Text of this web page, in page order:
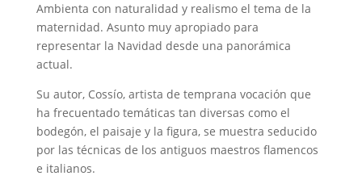
Ambienta con naturalidad y realismo el tema de la
maternidad. Asunto muy apropiado para
representar la Navidad desde una panorámica
actual.
Su autor, Cossío, artista de temprana vocación que
ha frecuentado temáticas tan diversas como el
bodegón, el paisaje y la figura, se muestra seducido
por las técnicas de los antiguos maestros flamencos
e italianos.